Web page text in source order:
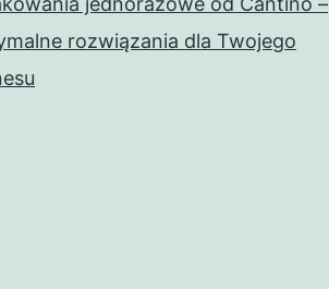
rozwiązania dla Twojego